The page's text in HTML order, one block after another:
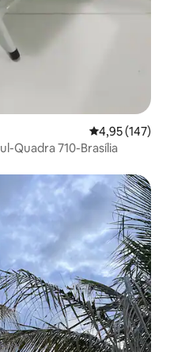
4,95 de uma
4,95 (147)
Quadra 710-Brasília